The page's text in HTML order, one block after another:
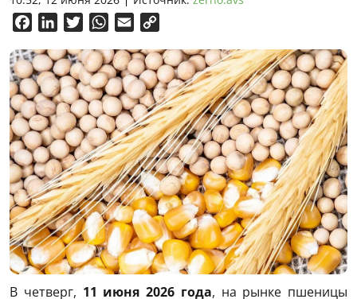
FacebookLinkedInTwitterWhatsApp
Email
В четверг, 11 июня 2026 года, на рынке пшеницы